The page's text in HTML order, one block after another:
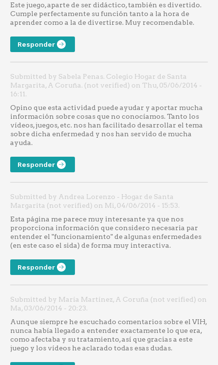
Este juego, aparte de ser didáctico, también es divertido.
Cumple perfectamente su función tanto a la hora de
aprender como a la de divertirse. Muy recomendable.
Responder
Submitted by Sabela Penas. Colegio Hogar de Santa
Margarita, A Coruña. (not verified) on Thu, 05/06/2014 -
16:11.
Opino que esta actividad puede ayudar y aportar mucha
información sobre cosas que no conocíamos. Tanto los
vídeos, juegos, etc. nos han facilitado desarrollar el tema
sobre dicha enfermedad y nos han servido de mucha
ayuda.
Responder
Submitted by Andrea Lorenzo - Hogar de Santa
Margarita (not verified) on Mi, 04/06/2014 - 15:53.
Esta página me parece muy interesante ya que nos
proporciona información que considero necesaria par
entender el "funcionamiento" de algunas enfermedades
(en este caso el sida) de forma muy interactiva.
Responder
Submitted by María Martínez, A Coruña (not verified) on
Ma, 03/06/2014 - 20:23.
Aunque siempre he escuchado comentarios sobre el VIH,
nunca había llegado a entender exactamente lo que era,
como afectaba y su tratamiento, así que gracias a este
juego y los vídeos he aclarado todas esas dudas.